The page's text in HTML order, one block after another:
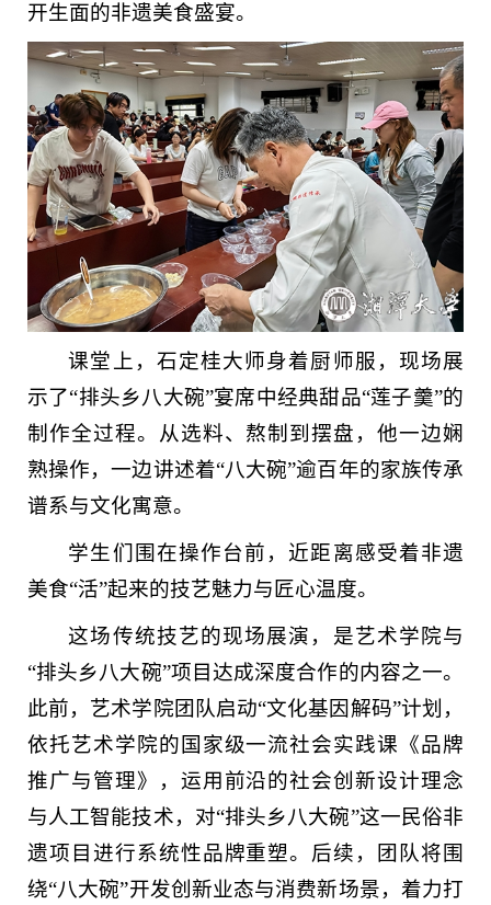
开生面的非遗美食盛宴。
课堂上，石定桂大师身着厨师服，现场展
示了“排头乡八大碗”宴席中经典甜品“莲子羹”的
制作全过程。从选料、熬制到摆盘，他一边娴
熟操作，一边讲述着“八大碗”逾百年的家族传承
谱系与文化寓意。
学生们围在操作台前，近距离感受着非遗
美食“活”起来的技艺魅力与匠心温度。
这场传统技艺的现场展演，是艺术学院与
“排头乡八大碗”项目达成深度合作的内容之一。
此前，艺术学院团队启动“文化基因解码”计划，
依托艺术学院的国家级一流社会实践课《品牌
推广与管理》，运用前沿的社会创新设计理念
与人工智能技术，对“排头乡八大碗”这一民俗非
遗项目进行系统性品牌重塑。后续，团队将围
绕“八大碗”开发创新业态与消费新场景，着力打